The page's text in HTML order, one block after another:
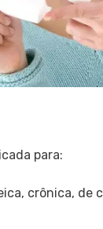
para:
crônica, de